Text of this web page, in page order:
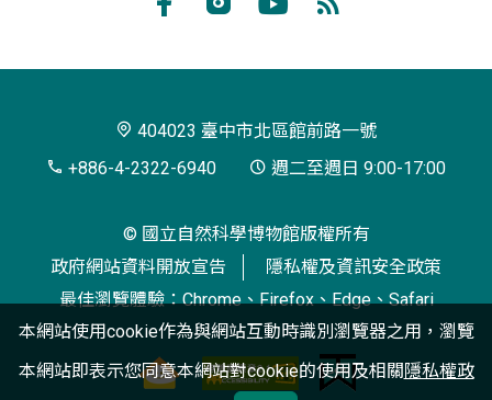
博
閱
404023 臺中市北區館前路一號
+886-4-2322-6940
週二至週日 9:00-17:00
© 國立自然科學博物館版權所有
政府網站資料開放宣告
隱私權及資訊安全政策
最佳瀏覽體驗：Chrome、Firefox、Edge、Safari
本網站使用cookie作為與網站互動時識別瀏覽器之用，瀏覽
本網站即表示您同意本網站對cookie的使用及相關隱私權政